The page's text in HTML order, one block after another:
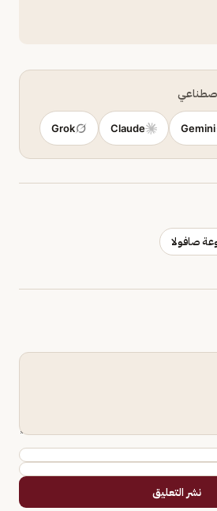
Gemini
Claude
Grok
صافولا
نشر التعليق